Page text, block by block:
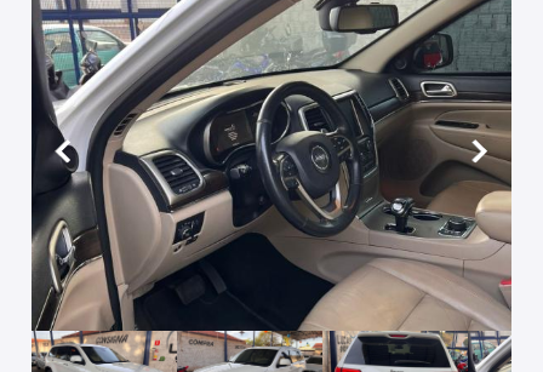
Anterior Próximo